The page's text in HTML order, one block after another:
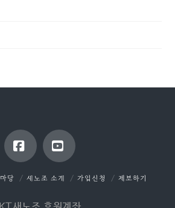
FacebookYouTube
당 새노조 소개 가입신청 제보하기